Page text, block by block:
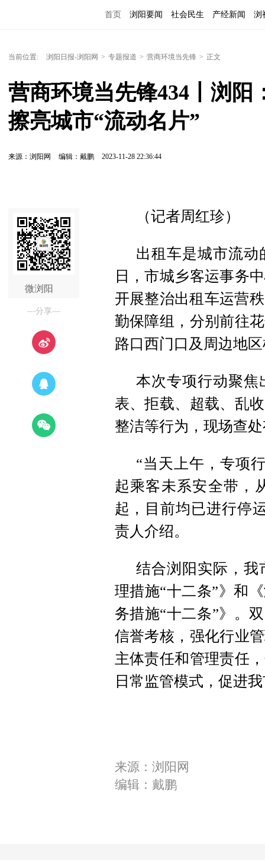
首页 浏阳要闻 社会民生 产经新闻 浏
当前位置: 浏阳日报-浏阳网 > 专题报道 > 营商环境当先锋 > 正文
营商环境当先锋434丨浏阳
擦亮城市“流动名片”
来源：浏阳网 编辑：戴鹏 2023-11-28 22:36:44
微浏阳
—分享—
（记者周红珍）
出租车是城市流
日，市城乡客运事务
开展整治出租车运营
勤保障组，分别前往
路口西门口及周边地
本次专项行动聚焦
表、拒载、超载、乱
整洁等行为，现场查
“当天上午，专项
起乘客未系安全带，
起，目前均已进行停
责人介绍。
结合浏阳实际，我
理措施“十二条”》和
务措施“十二条”》。
信誉考核，强化行业
主体责任和管理责任
日常监管模式，促进
来源：浏阳网
编辑：戴鹏